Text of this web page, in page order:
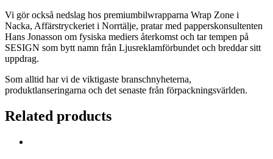
Vi gör också nedslag hos premiumbilwrapparna Wrap Zone i
Nacka, Affärstryckeriet i Norrtälje, pratar med papperskonsultenten
Hans Jonasson om fysiska mediers återkomst och tar tempen på
SESIGN som bytt namn från Ljusreklamförbundet och breddar sitt
uppdrag.
Som alltid har vi de viktigaste branschnyheterna,
produktlanseringarna och det senaste från förpackningsvärlden.
Related products